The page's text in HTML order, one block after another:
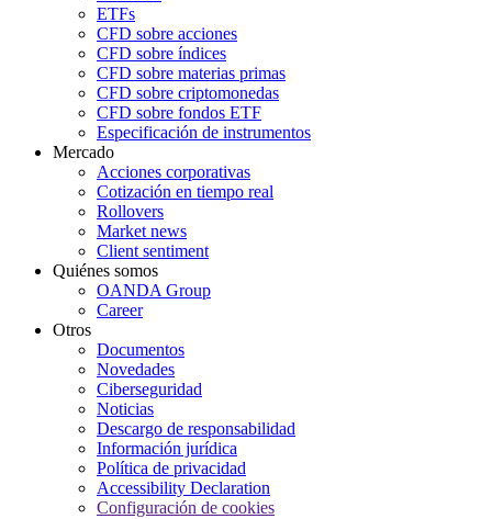
ETFs
CFD sobre acciones
CFD sobre índices
CFD sobre materias primas
CFD sobre criptomonedas
CFD sobre fondos ETF
Especificación de instrumentos
Mercado
Acciones corporativas
Cotización en tiempo real
Rollovers
Market news
Client sentiment
Quiénes somos
OANDA Group
Career
Otros
Documentos
Novedades
Ciberseguridad
Noticias
Descargo de responsabilidad
Información jurídica
Política de privacidad
Accessibility Declaration
Configuración de cookies